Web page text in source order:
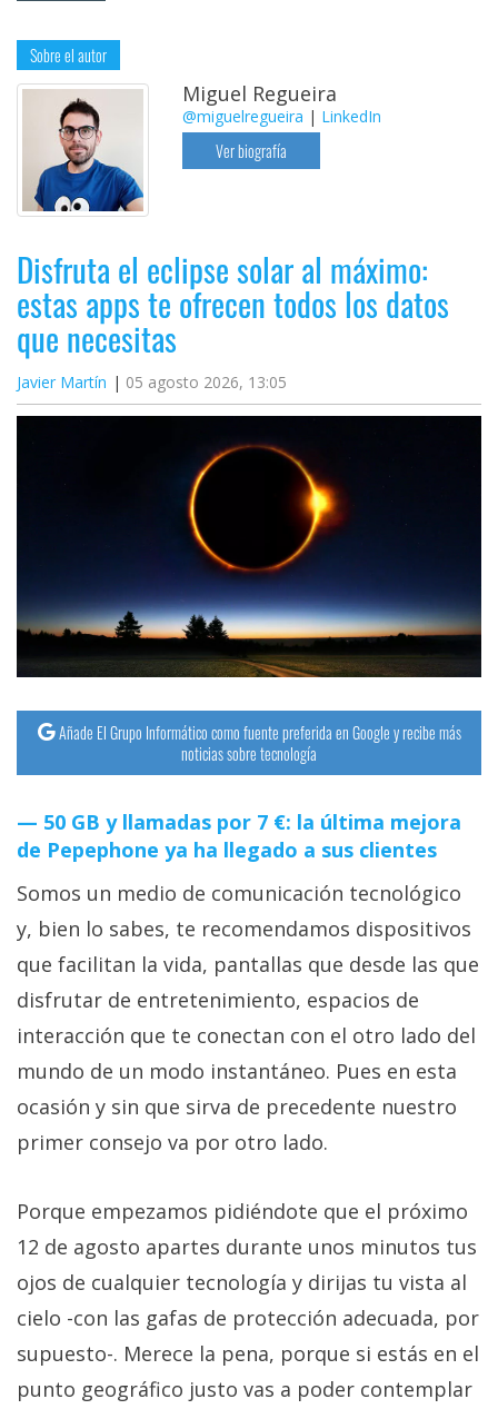
Sobre el autor
Miguel Regueira
@miguelregueira | LinkedIn
Ver biografía
Disfruta el eclipse solar al máximo:
estas apps te ofrecen todos los datos
que necesitas
Javier Martín 05 agosto 2026, 13:05
Añade El Grupo Informático como fuente preferida en Google y recibe más
noticias sobre tecnología
50 GB y llamadas por 7 €: la última mejora
de Pepephone ya ha llegado a sus clientes
Somos un medio de comunicación tecnológico
y, bien lo sabes, te recomendamos dispositivos
que facilitan la vida, pantallas que desde las que
disfrutar de entretenimiento, espacios de
interacción que te conectan con el otro lado del
mundo de un modo instantáneo. Pues en esta
ocasión y sin que sirva de precedente nuestro
primer consejo va por otro lado.
Porque empezamos pidiéndote que el próximo
12 de agosto apartes durante unos minutos tus
ojos de cualquier tecnología y dirijas tu vista al
cielo -con las gafas de protección adecuada, por
supuesto-. Merece la pena, porque si estás en el
punto geográfico justo vas a poder contemplar